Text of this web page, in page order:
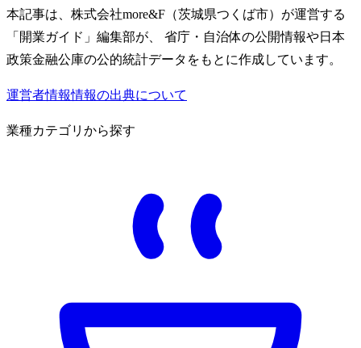
本記事は、株式会社more&F（茨城県つくば市）が運営する
「開業ガイド」編集部が、 省庁・自治体の公開情報や日本
政策金融公庫の公的統計データをもとに作成しています。
運営者情報情報の出典について
業種カテゴリから探す